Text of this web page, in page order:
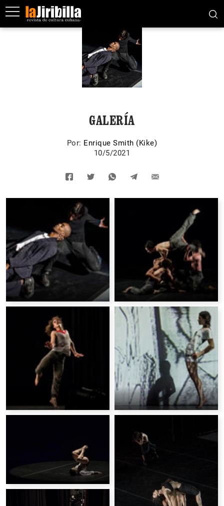
GALERÍA
Por: Enrique Smith (Kike)
10/5/2021